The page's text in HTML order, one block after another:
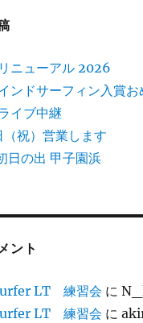
ニューアル 2026
ンドサーフィン入賞お
イブ中継
（祝）営業します
日の出 甲子園浜
ント
LT 練習会 に
LT 練習会 に